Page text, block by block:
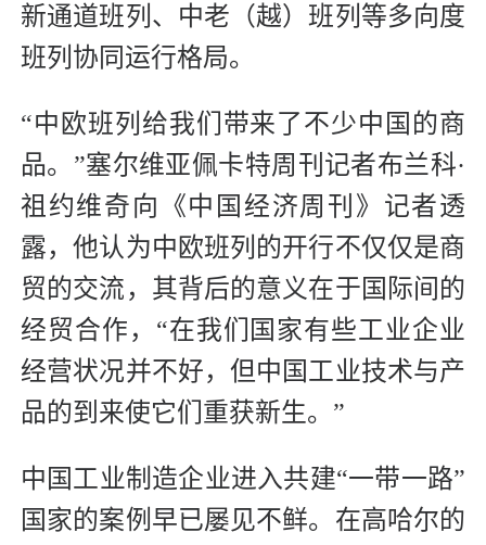
新通道班列、中老（越）班列等多向度
班列协同运行格局。
“中欧班列给我们带来了不少中国的商
品。”塞尔维亚佩卡特周刊记者布兰科·
祖约维奇向《中国经济周刊》记者透
露，他认为中欧班列的开行不仅仅是商
贸的交流，其背后的意义在于国际间的
经贸合作，“在我们国家有些工业企业
经营状况并不好，但中国工业技术与产
品的到来使它们重获新生。”
中国工业制造企业进入共建“一带一路”
国家的案例早已屡见不鲜。在高哈尔的